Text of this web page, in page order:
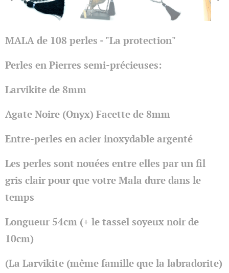
MALA de 108 perles - "La protection"
Perles en Pierres semi-précieuses:
Larvikite de 8mm
Agate Noire (Onyx) Facette de 8mm
Entre-perles en acier inoxydable argenté
Les perles sont nouées entre elles par un fil
gris clair pour que votre Mala dure dans le
temps
Longueur 54cm (+ le tassel soyeux noir de
10cm)
(La Larvikite (même famille que la labradorite)